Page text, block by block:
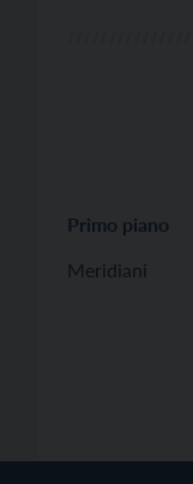
Primo piano
Meridiani